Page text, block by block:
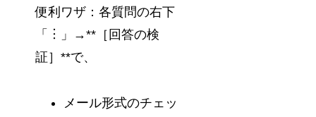
便利ワザ：各質問の右下
「︙」→**［回答の検
証］**で、
メール形式のチェッ